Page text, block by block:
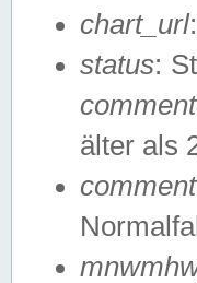
chart_url
status:
älter als
comment